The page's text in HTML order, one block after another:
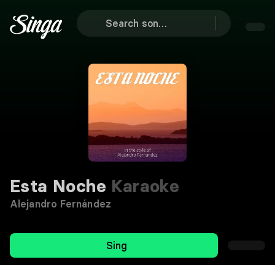
Esta Noche Karaoke
Alejandro Fernández
Sing